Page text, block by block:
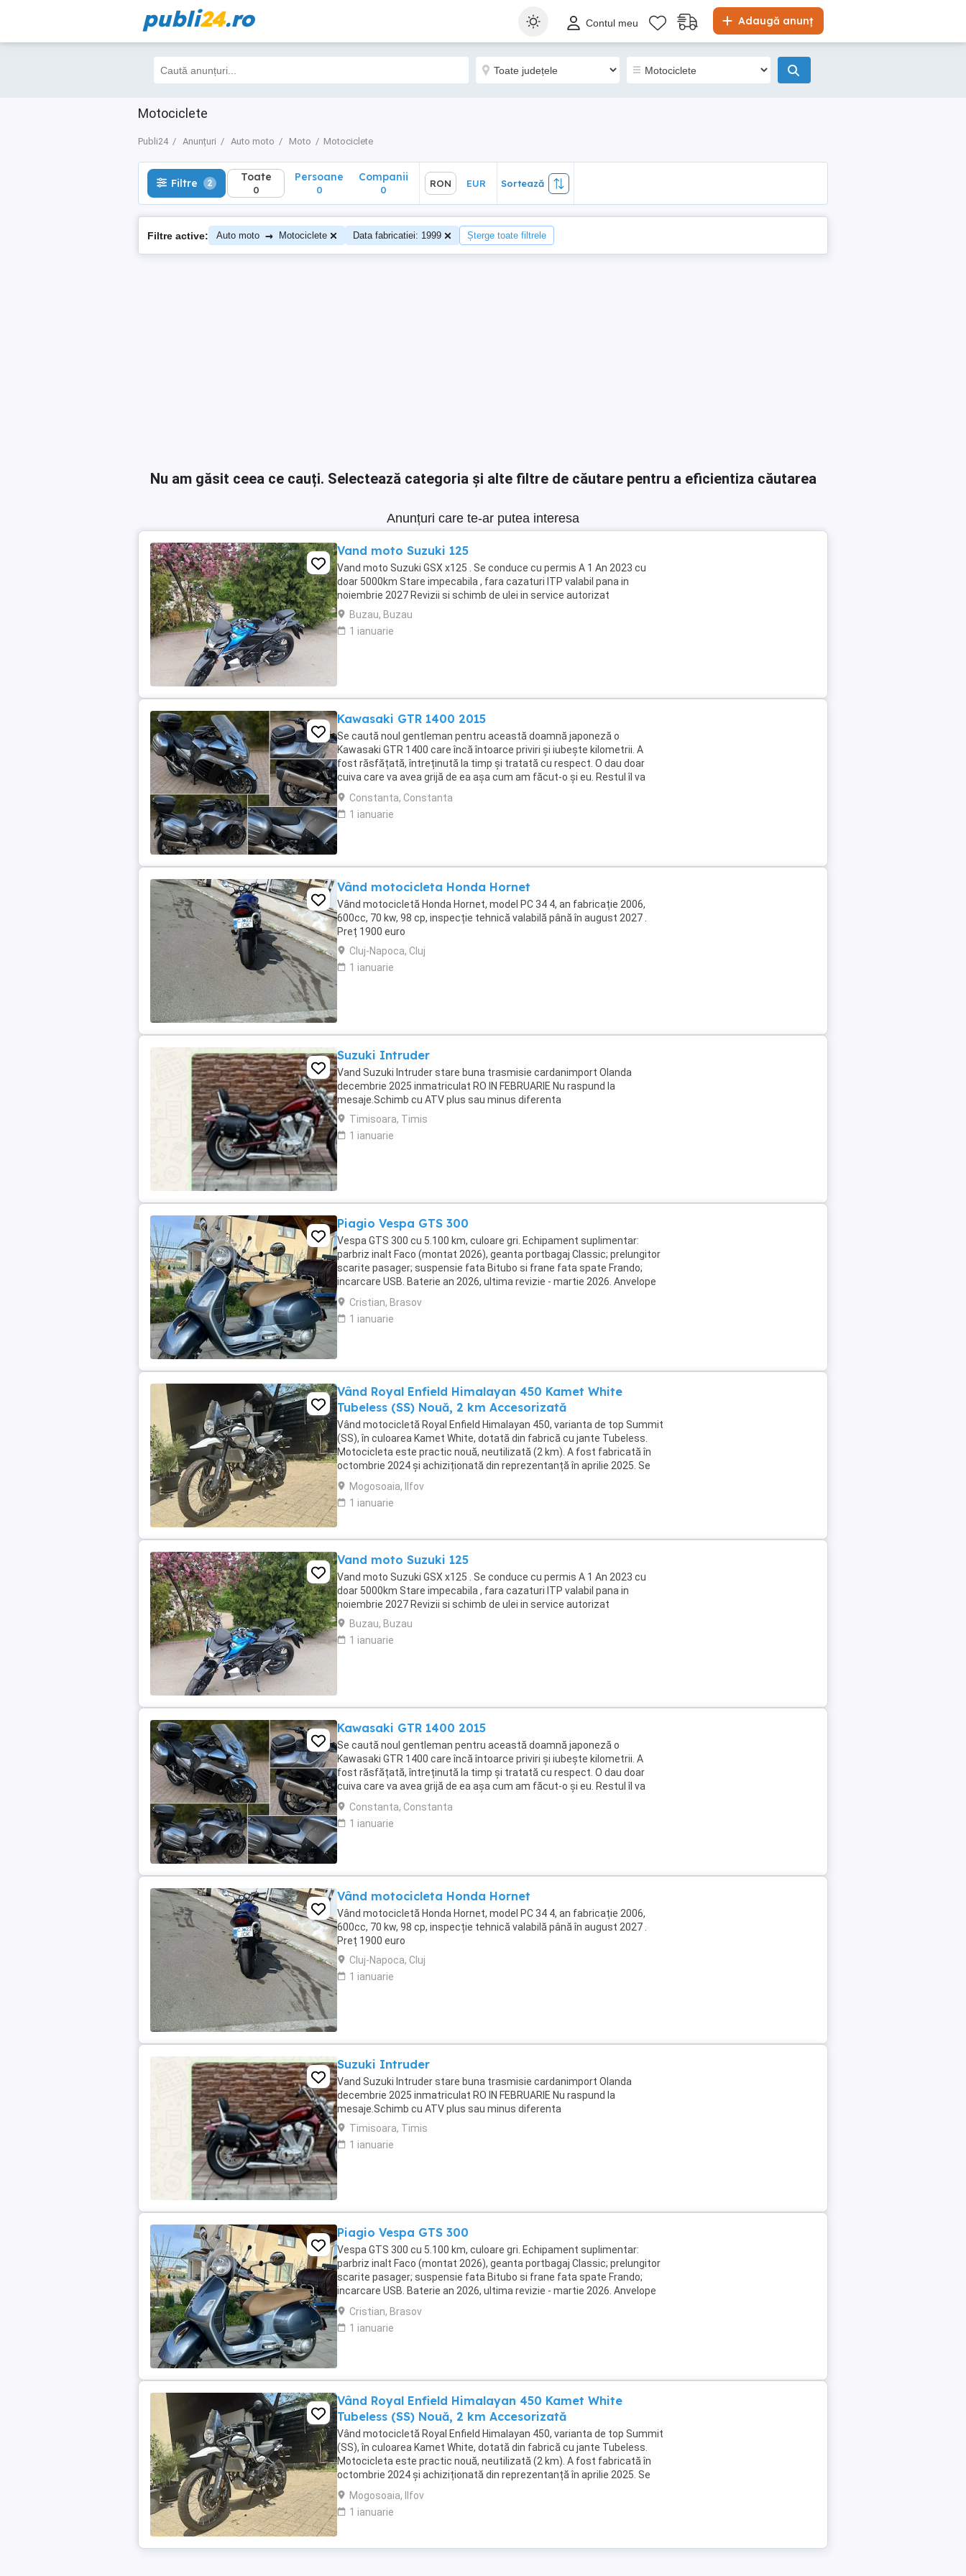
publi24.ro Adaugă anunț
Contul meu
Motociclete
Publi24 Anunțuri Auto moto Moto Motociclete
Filtre 2 Toate
0
Sortează
Filtre 2 Toate
0
Persoane
0
Companii
0
RON EUR Sortează
Filtre active: Auto moto → Motociclete Data fabricatiei: 1999 Șterge toate filtrele
Nu am găsit ceea ce cauți. Selectează categoria și alte filtre de căutare pentru a eficientiza căutarea
Anunțuri care te-ar putea interesa
Vand moto Suzuki 125
Vand moto Suzuki GSX x125 . Se conduce cu permis A 1 An 2023 cu
doar 5000km Stare impecabila , fara cazaturi ITP valabil pana in
noiembrie 2027 Revizii si schimb de ulei in service autorizat
Buzau, Buzau
1 ianuarie
Kawasaki GTR 1400 2015
Se caută noul gentleman pentru această doamnă japoneză o
Kawasaki GTR 1400 care încă întoarce priviri și iubește kilometrii. A
fost răsfățată, întreținută la timp și tratată cu respect. O dau doar
cuiva care va avea grijă de ea așa cum am făcut-o și eu. Restul îl va
convinge ea la prima cheie. Vă ...
Constanta, Constanta
1 ianuarie
Vând motocicleta Honda Hornet
Vând motocicletă Honda Hornet, model PC 34 4, an fabricație 2006,
600cc, 70 kw, 98 cp, inspecție tehnică valabilă până în august 2027 .
Preț 1900 euro
Cluj-Napoca, Cluj
1 ianuarie
Suzuki Intruder
Vand Suzuki Intruder stare buna trasmisie cardanimport Olanda
decembrie 2025 inmatriculat RO IN FEBRUARIE Nu raspund la
mesaje.Schimb cu ATV plus sau minus diferenta
Timisoara, Timis
1 ianuarie
Piagio Vespa GTS 300
Vespa GTS 300 cu 5.100 km, culoare gri. Echipament suplimentar:
parbriz inalt Faco (montat 2026), geanta portbagaj Classic; prelungitor
scarite pasager; suspensie fata Bitubo si frane fata spate Frando;
incarcare USB. Baterie an 2026, ultima revizie - martie 2026. Anvelope
2024. Itp valabil pana in ...
Cristian, Brasov
1 ianuarie
Vând Royal Enfield Himalayan 450 Kamet White
Tubeless (SS) Nouă, 2 km Accesorizată
Vând motocicletă Royal Enfield Himalayan 450, varianta de top Summit
(SS), în culoarea Kamet White, dotată din fabrică cu jante Tubeless.
Motocicleta este practic nouă, neutilizată (2 km). A fost fabricată în
octombrie 2024 și achiziționată din reprezentanță în aprilie 2025. Se
află în stare absolut ...
Mogosoaia, Ilfov
1 ianuarie
Vand moto Suzuki 125
Vand moto Suzuki GSX x125 . Se conduce cu permis A 1 An 2023 cu
doar 5000km Stare impecabila , fara cazaturi ITP valabil pana in
noiembrie 2027 Revizii si schimb de ulei in service autorizat
Buzau, Buzau
1 ianuarie
Kawasaki GTR 1400 2015
Se caută noul gentleman pentru această doamnă japoneză o
Kawasaki GTR 1400 care încă întoarce priviri și iubește kilometrii. A
fost răsfățată, întreținută la timp și tratată cu respect. O dau doar
cuiva care va avea grijă de ea așa cum am făcut-o și eu. Restul îl va
convinge ea la prima cheie. Vă ...
Constanta, Constanta
1 ianuarie
Vând motocicleta Honda Hornet
Vând motocicletă Honda Hornet, model PC 34 4, an fabricație 2006,
600cc, 70 kw, 98 cp, inspecție tehnică valabilă până în august 2027 .
Preț 1900 euro
Cluj-Napoca, Cluj
1 ianuarie
Suzuki Intruder
Vand Suzuki Intruder stare buna trasmisie cardanimport Olanda
decembrie 2025 inmatriculat RO IN FEBRUARIE Nu raspund la
mesaje.Schimb cu ATV plus sau minus diferenta
Timisoara, Timis
1 ianuarie
Piagio Vespa GTS 300
Vespa GTS 300 cu 5.100 km, culoare gri. Echipament suplimentar:
parbriz inalt Faco (montat 2026), geanta portbagaj Classic; prelungitor
scarite pasager; suspensie fata Bitubo si frane fata spate Frando;
incarcare USB. Baterie an 2026, ultima revizie - martie 2026. Anvelope
2024. Itp valabil pana in ...
Cristian, Brasov
1 ianuarie
Vând Royal Enfield Himalayan 450 Kamet White
Tubeless (SS) Nouă, 2 km Accesorizată
Vând motocicletă Royal Enfield Himalayan 450, varianta de top Summit
(SS), în culoarea Kamet White, dotată din fabrică cu jante Tubeless.
Motocicleta este practic nouă, neutilizată (2 km). A fost fabricată în
octombrie 2024 și achiziționată din reprezentanță în aprilie 2025. Se
află în stare absolut ...
Mogosoaia, Ilfov
1 ianuarie